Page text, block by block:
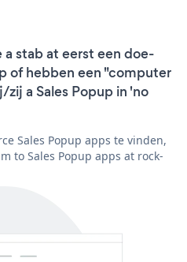
stab at eerst een doe-
of hebben een "computer
a Sales Popup in 'no
Sales Popup apps te vinden,
to Sales Popup apps at rock-